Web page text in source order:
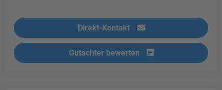
Direkt-Kontakt
Gutachter bewerten